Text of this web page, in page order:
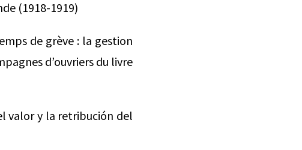
(1918-1919)
de grève : la gestion
d’ouvriers du livre
valor y la retribución del